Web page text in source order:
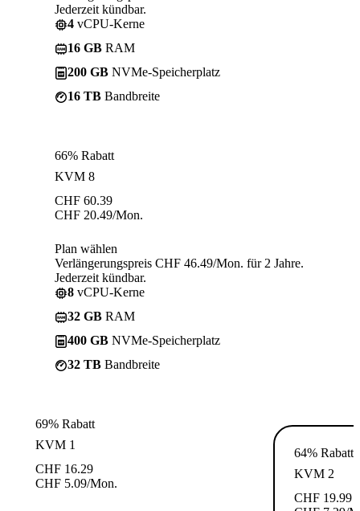
Jederzeit kündbar.
4 vCPU-Kerne
16 GB RAM
200 GB NVMe-Speicherplatz
16 TB Bandbreite
66% Rabatt
KVM 8
CHF 60.39
CHF 20.49/Mon.
Plan wählen
Verlängerungspreis CHF 46.49/Mon. für 2 Jahre.
Jederzeit kündbar.
8 vCPU-Kerne
32 GB RAM
400 GB NVMe-Speicherplatz
32 TB Bandbreite
69% Rabatt
KVM 1
CHF 16.29
CHF 5.09/Mon.
64% Rabatt
KVM 2
CHF 19.99